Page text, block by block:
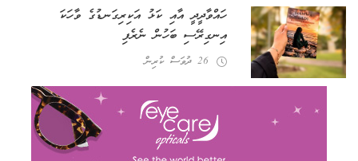
ހައްވާދީދީ އާއި ކަޅު އަކިރިގަނޑުގެ ވާހަކަ
އިނގިރޭސި ބަހުން ނެރެފި
26 ދުވަސް ކުރިން